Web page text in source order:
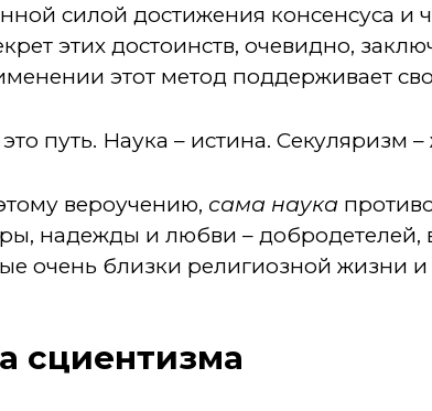
силой достижения консенсуса и
этих достоинств, очевидно,
этот метод поддерживает
путь. Наука – истина. Секуляризм –
вероучению, сама наука
надежды и любви –
очень близки религиозной жизни и
сциентизма